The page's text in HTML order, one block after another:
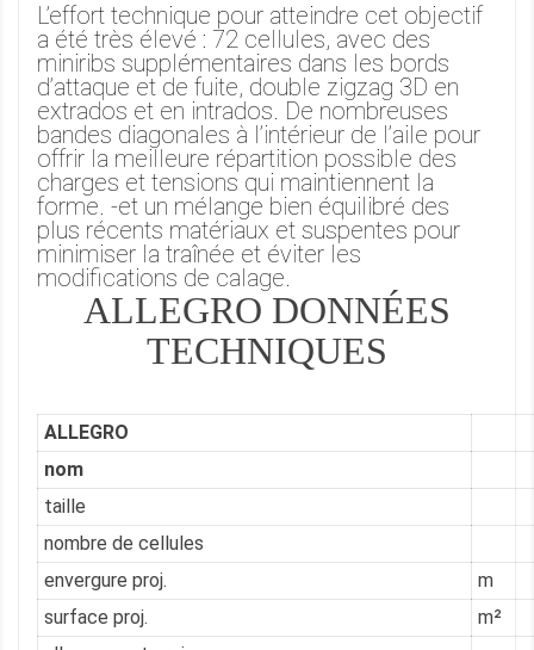
L’effort technique pour atteindre cet objectif
a été très élevé : 72 cellules, avec des
miniribs supplémentaires dans les bords
d’attaque et de fuite, double zigzag 3D en
extrados et en intrados. De nombreuses
bandes diagonales à l’intérieur de l’aile pour
offrir la meilleure répartition possible des
charges et tensions qui maintiennent la
forme. -et un mélange bien équilibré des
plus récents matériaux et suspentes pour
minimiser la traînée et éviter les
modifications de calage.
ALLEGRO DONNÉES
TECHNIQUES
ALLEGRO
nom
taille
nombre de cellules
envergure proj.
m
surface proj.
m²